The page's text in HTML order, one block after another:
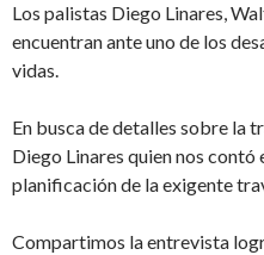
Los palistas Diego Linares,
encuentran ante uno de los
vidas.
En busca de detalles sobre la
Diego Linares quien nos
planificación de la exigente
Compartimos la entrevista